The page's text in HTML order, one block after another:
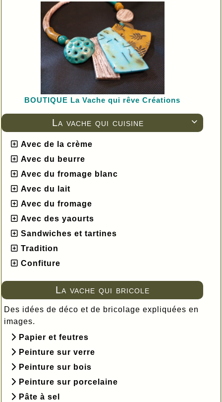
BOUTIQUE La Vache qui rêve Créations

La vache qui cuisine
Avec de la crème
Avec du beurre
Avec du fromage blanc
Avec du lait
Avec du fromage
Avec des yaourts
Sandwiches et tartines
Tradition
Confiture
La vache qui bricole
Des idées de déco et de bricolage expliquées en
images.
Papier et feutres
Peinture sur verre
Peinture sur bois
Peinture sur porcelaine
Pâte à sel